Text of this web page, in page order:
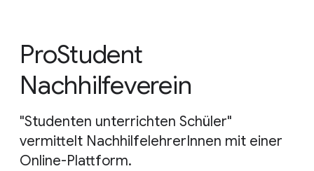
ProStudent
Nachhilfeverein
"Studenten unterrichten Schüler"
vermittelt NachhilfelehrerInnen mit einer
Online-Plattform.